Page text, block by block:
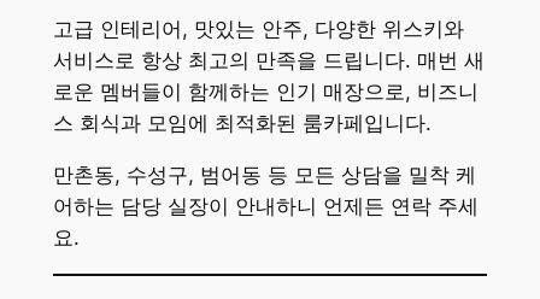
고급 인테리어, 맛있는 안주, 다양한 위스키와
서비스로 항상 최고의 만족을 드립니다. 매번 새
로운 멤버들이 함께하는 인기 매장으로, 비즈니
스 회식과 모임에 최적화된 룸카페입니다.
만촌동, 수성구, 범어동 등 모든 상담을 밀착 케
어하는 담당 실장이 안내하니 언제든 연락 주세
요.